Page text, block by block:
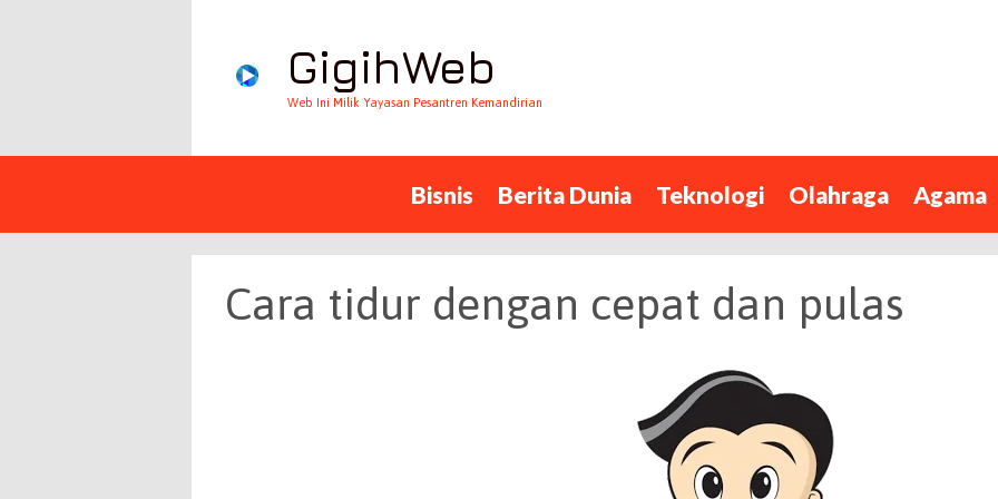
GigihWeb
Web Ini Milik Yayasan Pesantren Kemandirian
Bisnis Berita Dunia Teknologi Olahraga Agama
Cara tidur dengan cepat dan pulas